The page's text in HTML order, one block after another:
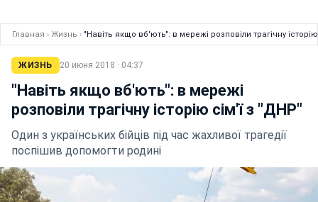
Главная › Жизнь › "Навіть якщо вб'ють": в мережі розповіли трагічну
ЖИЗНЬ 20 июня 2018 · 04:37
"Навіть якщо вб'ють": в мережі
розповіли трагічну історію сім'ї з "ДНР"
Один з українських бійців під час жахливої трагедії
поспішив допомогти родині